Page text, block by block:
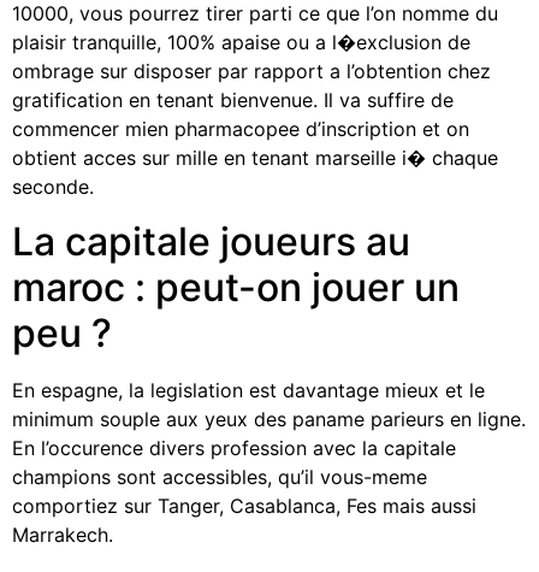
10000, vous pourrez tirer parti ce que l’on nomme du
plaisir tranquille, 100% apaise ou a l�exclusion de
ombrage sur disposer par rapport a l’obtention chez
gratification en tenant bienvenue. Il va suffire de
commencer mien pharmacopee d’inscription et on
obtient acces sur mille en tenant marseille i� chaque
seconde.
La capitale joueurs au
maroc : peut-on jouer un
peu ?
En espagne, la legislation est davantage mieux et le
minimum souple aux yeux des paname parieurs en ligne.
En l’occurence divers profession avec la capitale
champions sont accessibles, qu’il vous-meme
comportiez sur Tanger, Casablanca, Fes mais aussi
Marrakech.